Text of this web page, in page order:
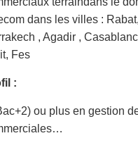
dans les villes : Rabat,
, Agadir ,
Fes
:
ou plus en gestion